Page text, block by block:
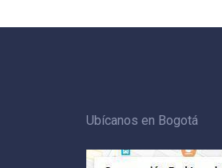
Ubícanos en Bogotá